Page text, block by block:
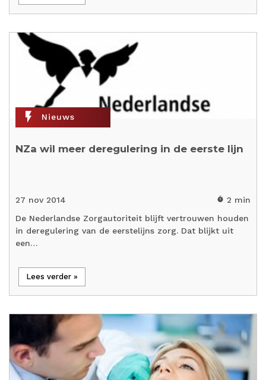
flash_on Nieuws
NZa wil meer deregulering in de eerste lijn
27 nov 2014 timer 2 min
De Nederlandse Zorgautoriteit blijft vertrouwen houden
in deregulering van de eerstelijns zorg. Dat blijkt uit
een…
Lees verder »